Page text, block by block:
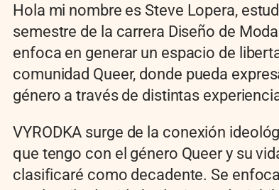
Hola mi nombre es Steve Lopera,
semestre de la carrera Diseño de
enfoca en generar un espacio de
comunidad Queer, donde pueda
género a través de distintas
VYRODKA surge de la conexión
que tengo con el género Queer y su
clasificaré como decadente. Se